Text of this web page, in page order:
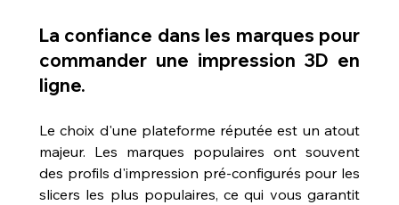
La confiance dans les marques pour
commander une impression 3D en
ligne.
Le choix d'une plateforme réputée est un atout
majeur. Les marques populaires ont souvent
des profils d'impression pré-configurés pour les
slicers les plus populaires, ce qui vous garantit